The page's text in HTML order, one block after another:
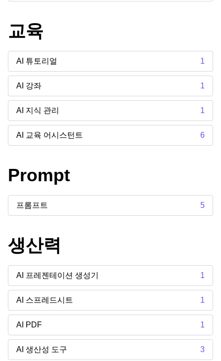
교육
AI 튜토리얼 1
AI 강좌 1
AI 지식 관리 1
AI 교육 어시스턴트 6
Prompt
프롬프트 5
생산력
AI 프레젠테이션 생성기 1
AI 스프레드시트 1
AI PDF 1
AI 생산성 도구 3